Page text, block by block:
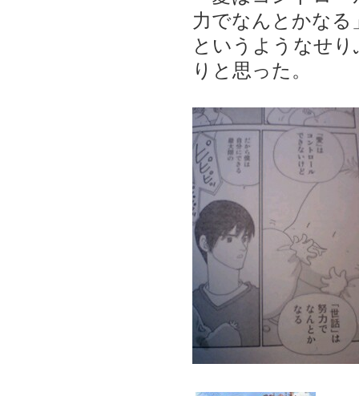
力でなんとかなる
というようなせ
りと思った。